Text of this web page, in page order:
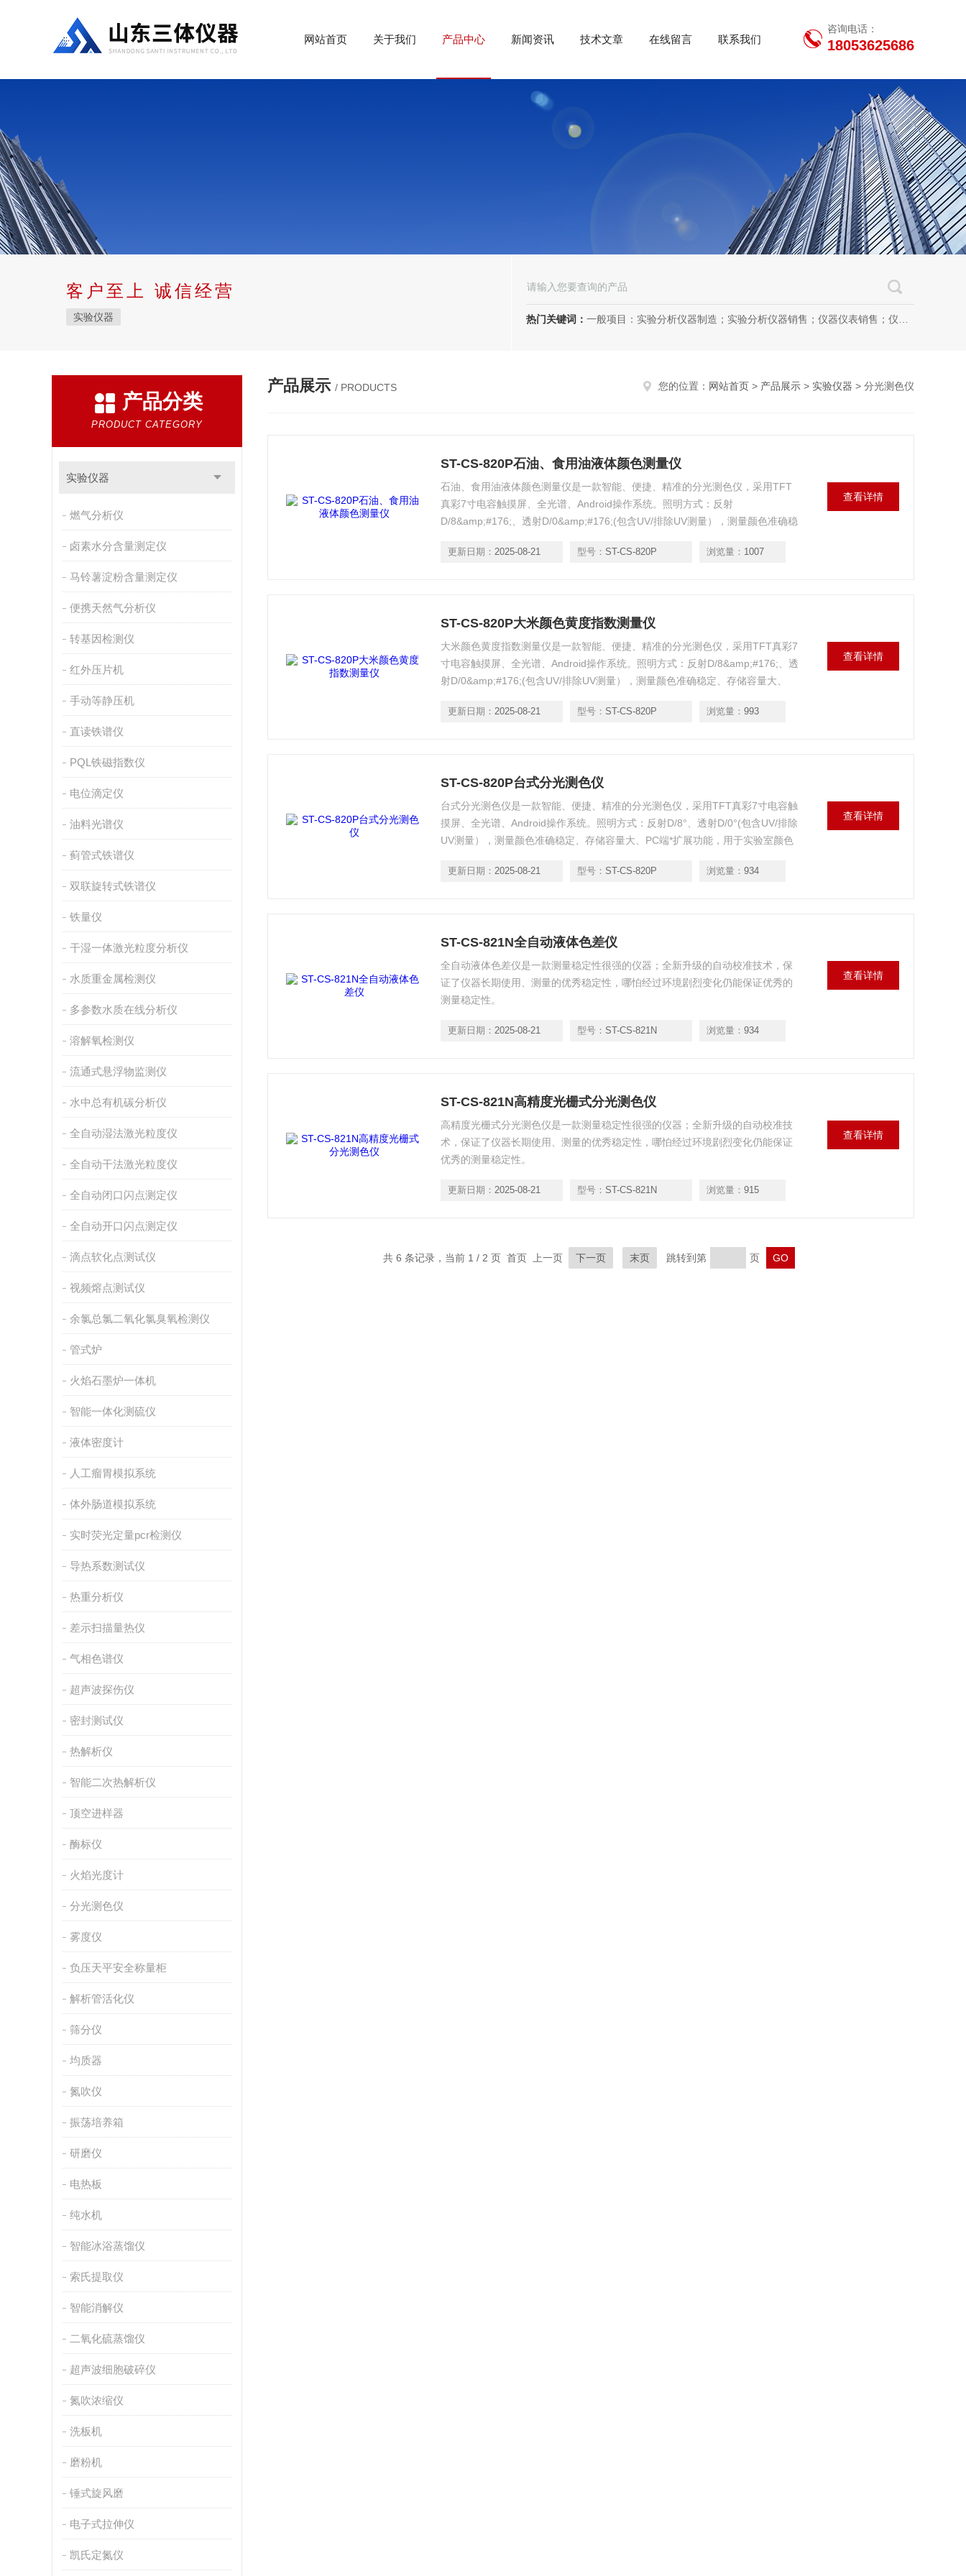
网站首页 关于我们 产品中心 新闻资讯 技术文章 在线留言 联系我们
咨询电话：
18053625686
客户至上 诚信经营
实验仪器 热门关键词： 一般项目：实验分析仪器制造；实验分析仪器销售；仪器仪表销售；仪器仪表制造；电子测量仪器销售；电子测量仪器制造；电子产品销售；环境保护专用设备制造；环境保护专用设备销售；办公设备销售；办公设备耗材制造；专用设备修理；信息安全设备制造；信息安全设备销售；物联网设备制造；通信设备制造；电子（气）物理设备及其他电子设备制造；技术服务、技术开发、技术咨询、技术交流、技术转让、技术推广；软件开发；光污染治理服务；工程管理服务；电子专用设备制造；教学用模型及教具制造；教学用模型及教具销售；金属材料销售；通讯设备销售；通讯设备修理；五金产品制造；五金产品批发；五金产品零售；五金产品研发；信息咨询服务（不含许可类信息咨询服务）；信息技术咨询服务；物联网设备销售（除依法须经批准的项目外，凭营业执照依法自主开展经营活动）许可项目：房屋建筑和市政基础设施项目工程总承包；互联网平台（依法须经批准的项目，经相关部门批准后方可开展经营活动，具体经营项目以审批结果为准）
产品分类
PRODUCT CATEGORY
实验仪器
燃气分析仪
卤素水分含量测定仪
马铃薯淀粉含量测定仪
便携天然气分析仪
转基因检测仪
红外压片机
手动等静压机
直读铁谱仪
PQL铁磁指数仪
电位滴定仪
油料光谱仪
蓟管式铁谱仪
双联旋转式铁谱仪
铁量仪
干湿一体激光粒度分析仪
水质重金属检测仪
多参数水质在线分析仪
溶解氧检测仪
流通式悬浮物监测仪
水中总有机碳分析仪
全自动湿法激光粒度仪
全自动干法激光粒度仪
全自动闭口闪点测定仪
全自动开口闪点测定仪
滴点软化点测试仪
视频熔点测试仪
余氯总氯二氧化氯臭氧检测仪
管式炉
火焰石墨炉一体机
智能一体化测硫仪
液体密度计
人工瘤胃模拟系统
体外肠道模拟系统
实时荧光定量pcr检测仪
导热系数测试仪
热重分析仪
差示扫描量热仪
气相色谱仪
超声波探伤仪
密封测试仪
热解析仪
智能二次热解析仪
顶空进样器
酶标仪
火焰光度计
分光测色仪
雾度仪
负压天平安全称量柜
解析管活化仪
筛分仪
均质器
氮吹仪
振荡培养箱
研磨仪
电热板
纯水机
智能冰浴蒸馏仪
索氏提取仪
智能消解仪
二氧化硫蒸馏仪
超声波细胞破碎仪
氮吹浓缩仪
洗板机
磨粉机
锤式旋风磨
电子式拉伸仪
凯氏定氮仪
产品展示 / PRODUCTS 您的位置： 网站首页 > 产品展示 > 实验仪器 > 分光测色仪
ST-CS-820P石油、食用油液体颜色测量仪
石油、食用油液体颜色测量仪是一款智能、便捷、精准的分光测色仪，采用TFT
真彩7寸电容触摸屏、全光谱、Android操作系统。照明方式：反射
D/8&amp;#176;、透射D/0&amp;#176;(包含UV/排除UV测量），测量颜色准确稳
更新日期： 2025-08-21 型号： ST-CS-820P 浏览量： 1007
查看详情
ST-CS-820P大米颜色黄度指数测量仪
大米颜色黄度指数测量仪是一款智能、便捷、精准的分光测色仪，采用TFT真彩7
寸电容触摸屏、全光谱、Android操作系统。照明方式：反射D/8&amp;#176;、透
射D/0&amp;#176;(包含UV/排除UV测量），测量颜色准确稳定、存储容量大、
更新日期： 2025-08-21 型号： ST-CS-820P 浏览量： 993
查看详情
ST-CS-820P台式分光测色仪
台式分光测色仪是一款智能、便捷、精准的分光测色仪，采用TFT真彩7寸电容触
摸屏、全光谱、Android操作系统。照明方式：反射D/8°、透射D/0°(包含UV/排除
UV测量），测量颜色准确稳定、存储容量大、PC端*扩展功能，用于实验室颜色
更新日期： 2025-08-21 型号： ST-CS-820P 浏览量： 934
查看详情
ST-CS-821N全自动液体色差仪
全自动液体色差仪是一款测量稳定性很强的仪器；全新升级的自动校准技术，保
证了仪器长期使用、测量的优秀稳定性，哪怕经过环境剧烈变化仍能保证优秀的
测量稳定性。
更新日期： 2025-08-21 型号： ST-CS-821N 浏览量： 934
查看详情
ST-CS-821N高精度光栅式分光测色仪
高精度光栅式分光测色仪是一款测量稳定性很强的仪器；全新升级的自动校准技
术，保证了仪器长期使用、测量的优秀稳定性，哪怕经过环境剧烈变化仍能保证
优秀的测量稳定性。
更新日期： 2025-08-21 型号： ST-CS-821N 浏览量： 915
查看详情
共 6 条记录，当前 1 / 2 页 首页 上一页 下一页 末页 跳转到第 页